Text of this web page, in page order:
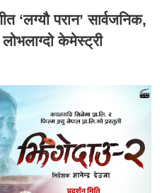
‘लग्यौ परान’ सार्वजनिक,
केमेस्ट्री